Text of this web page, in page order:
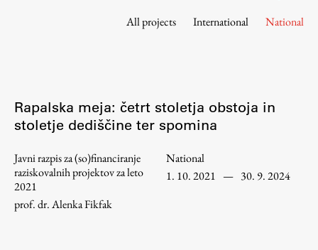
Contacts
Study
All projects
International National
Rapalska meja: četrt stoletja obstoja in
stoletje dediščine ter spomina
Javni razpis za (so)financiranje
raziskovalnih projektov za leto
2021
prof. dr. Alenka Fikfak
National
1. 10. 2021 — 30. 9. 2024